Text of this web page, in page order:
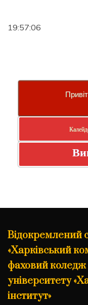
19:57:06
Відокремлений
«Харківський
фаховий коледж
університету
інститут»